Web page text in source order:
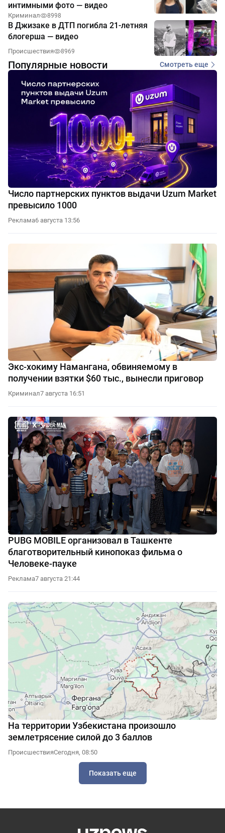
интимными фото — видео
Криминал 8998
В Джизаке в ДТП погибла 21-летняя
блогерша — видео
Происшествия 8969
Популярные новости Смотреть еще
Число партнерских пунктов выдачи Uzum Market
превысило 1000
Реклама6 августа 13:56
Экс-хокиму Намангана, обвиняемому в
получении взятки $60 тыс., вынесли приговор
Криминал7 августа 16:51
PUBG MOBILE организовал в Ташкенте
благотворительный кинопоказ фильма о
Человеке-пауке
Реклама7 августа 21:44
На территории Узбекистана произошло
землетрясение силой до 3 баллов
ПроисшествияСегодня, 08:50
Показать еще